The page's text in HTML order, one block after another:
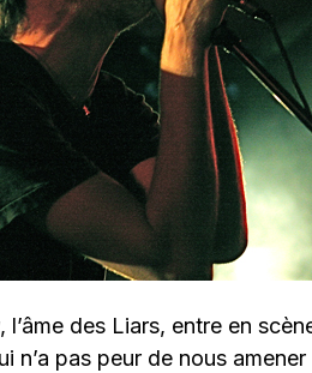
l’âme des Liars, entre en
n’a pas peur de nous